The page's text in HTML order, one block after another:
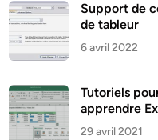
Support de
de tableur
6 avril 2022
Tutoriels
apprendre
29 avril 2021